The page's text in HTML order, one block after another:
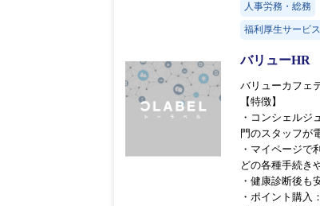
人事労務・総務
福利厚生サービス
バリューHR
バリューカフェ
【特徴】
・コンシェルジ
門のスタッフが
・マイページで
どの各種手続き
・健康診断後も
・ポイント購入